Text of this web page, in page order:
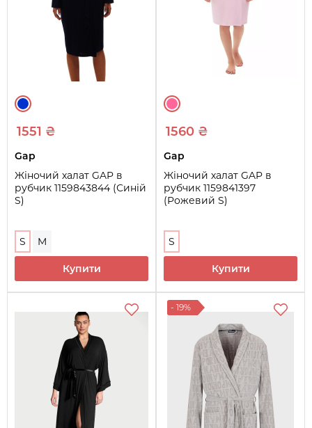
1551 ₴
Gap
Жіночий халат GAP в
рубчик 1159843844 (Синій
S)
S M
Купити
1560 ₴
Gap
Жіночий халат GAP в
рубчик 1159841397
(Рожевий S)
S
Купити
- 19%